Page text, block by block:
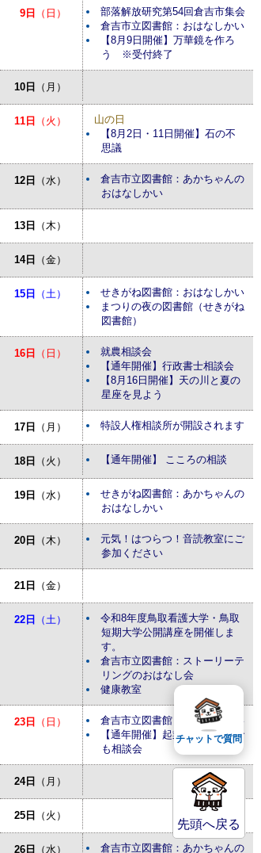
9日 （日）
部落解放研究第54回倉吉市集会
倉吉市立図書館：おはなしかい
【8月9日開催】万華鏡を作ろ
う ※受付終了
10日 （月）
11日 （火）
山の日
【8月2日・11日開催】石の不
思議
12日 （水）
倉吉市立図書館：あかちゃんの
おはなしかい
13日 （木）
14日 （金）
15日 （土）
せきがね図書館：おはなしかい
まつりの夜の図書館（せきがね
図書館）
16日 （日）
就農相談会
【通年開催】行政書士相談会
【8月16日開催】天の川と夏の
星座を見よう
17日 （月） 特設人権相談所が開設されます
18日 （火） 【通年開催】 こころの相談
19日 （水）
せきがね図書館：あかちゃんの
おはなしかい
20日 （木）
元気！はつらつ！音読教室にご
参加ください
21日 （金）
22日 （土）
令和8年度鳥取看護大学・鳥取
短期大学公開講座を開催しま
す。
倉吉市立図書館：ストーリーテ
リングのおはなし会
健康教室
23日 （日）
倉吉市立図書館：おはなしかい
【通年開催】起業・経営なんで
も相談会
24日 （月）
25日 （火）
26日 （水）
倉吉市立図書館：あかちゃんの
先頭へ戻る
チャットで質問